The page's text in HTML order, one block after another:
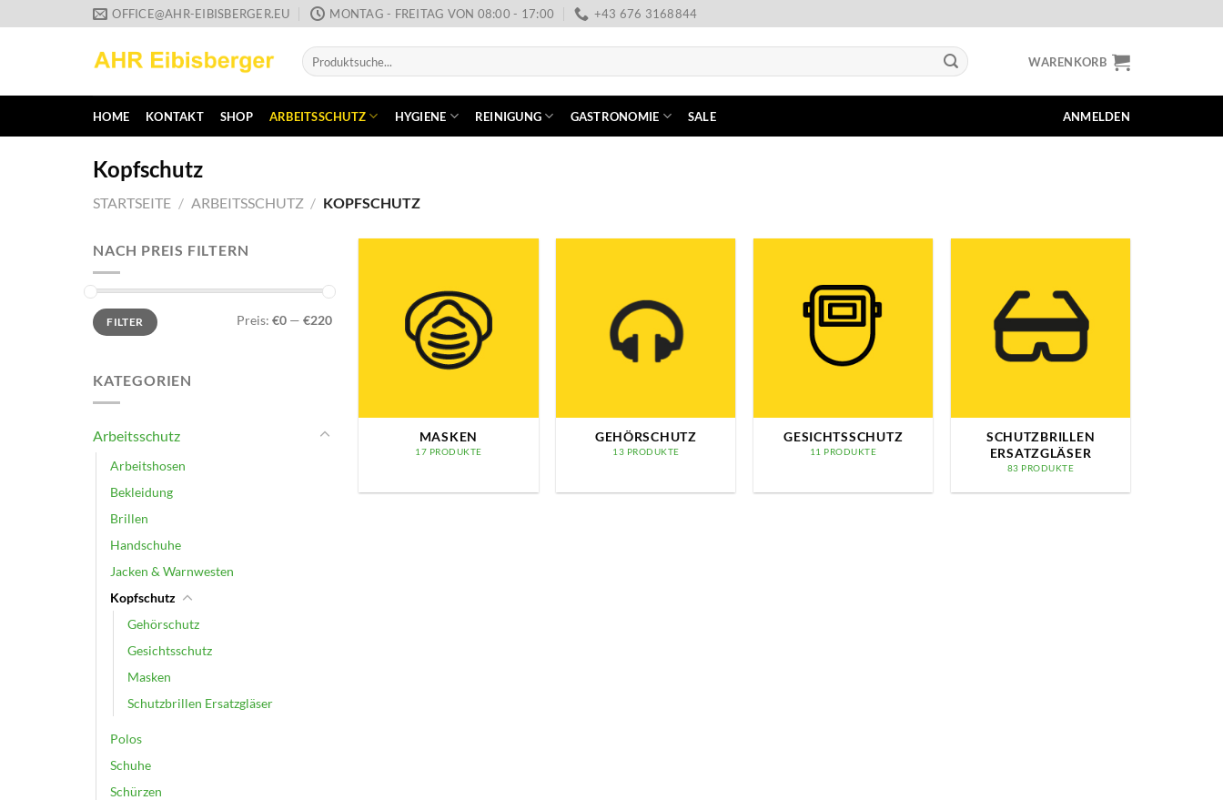
Inhalt
OFFICE@AHR-EIBISBERGER.EU MONTAG - FREITAG VON 08:00 - 17:00 +43 676 3168844
Suche
nach:
WARENKORB
HOME KONTAKT SHOP ARBEITSSCHUTZ HYGIENE REINIGUNG GASTRONOMIE SALE ANMELDEN
Kopfschutz
STARTSEITE / ARBEITSSCHUTZ / KOPFSCHUTZ
NACH PREIS FILTERN
Min.
Preis
Max.
PreisFILTER Preis: €0— €220
KATEGORIEN
Arbeitsschutz
Arbeitshosen
Bekleidung
Brillen
Handschuhe
Jacken & Warnwesten
Kopfschutz
Gehörschutz
Gesichtsschutz
Masken
Schutzbrillen Ersatzgläser
Polos
Schuhe
Schürzen
MASKEN
17 PRODUKTE
GEHÖRSCHUTZ
13 PRODUKTE
GESICHTSSCHUTZ
11 PRODUKTE
SCHUTZBRILLEN
ERSATZGLÄSER
83 PRODUKTE